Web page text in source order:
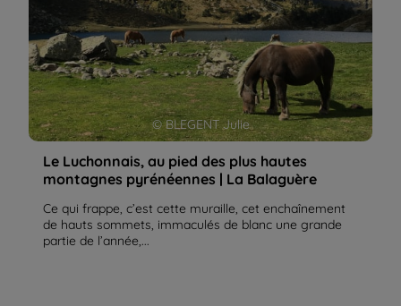
© BLEGENT Julie
Le Luchonnais, au pied des plus hautes
montagnes pyrénéennes | La Balaguère
Ce qui frappe, c’est cette muraille, cet enchaînement
de hauts sommets, immaculés de blanc une grande
partie de l’année,...